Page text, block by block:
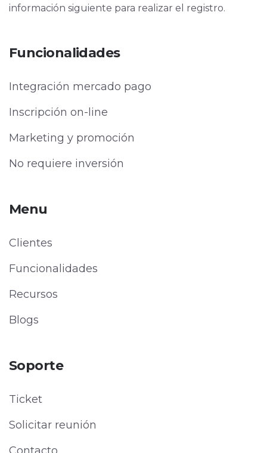
información siguiente para realizar el registro.
Funcionalidades
Integración mercado pago
Inscripción on-line
Marketing y promoción
No requiere inversión
Menu
Clientes
Funcionalidades
Recursos
Blogs
Soporte
Ticket
Solicitar reunión